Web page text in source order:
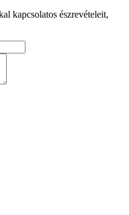
kapcsolatos észrevételeit,